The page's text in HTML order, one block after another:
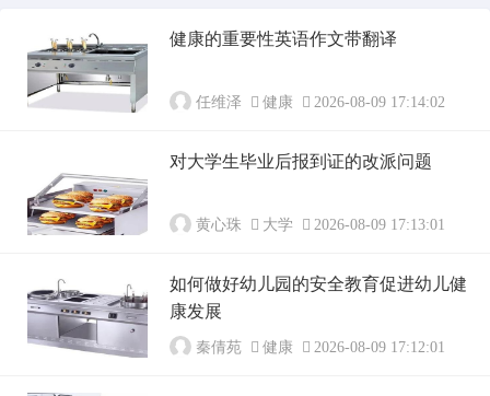
禁忌。客厅装饰画风水禁忌一山水画，要观其水
势的方向，一定要向屋内流，不可向外流，风水
禁忌谁...
健康的重要性英语作文带翻译
任维泽 健康 2026-08-09 17:14:02
对大学生毕业后报到证的改派问题
黄心珠 大学 2026-08-09 17:13:01
如何做好幼儿园的安全教育促进幼儿健
康发展
秦倩苑 健康 2026-08-09 17:12:01